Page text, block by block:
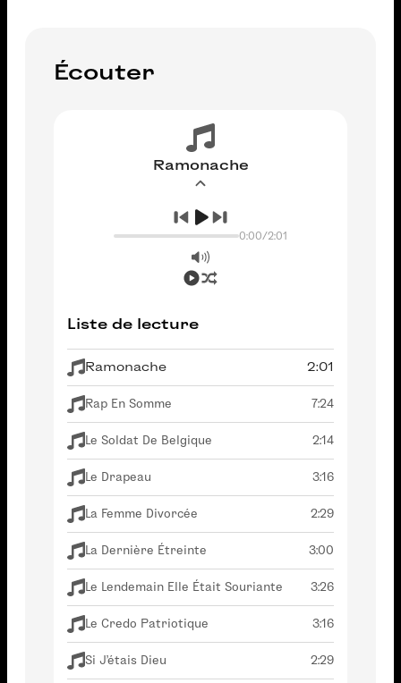
Écouter
Ramonache
0:00/2:01
Liste de lecture
Ramonache 2:01
Rap En Somme 7:24
Le Soldat De Belgique 2:14
Le Drapeau 3:16
La Femme Divorcée 2:29
La Dernière Étreinte 3:00
Le Lendemain Elle Était Souriante 3:26
Le Credo Patriotique 3:16
Si J'étais Dieu 2:29